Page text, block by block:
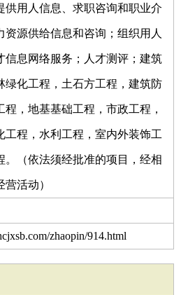
供用人信息、求职咨询和职业介
源供给信息和咨询；组织用人
信息网络服务；人才测评；建筑
绿化工程，土石方工程，建筑防
，地基基础工程，市政工程，
工程，水利工程，室内外装饰工
。（依法须经批准的项目，经相
活动）
zhaopin/914.html